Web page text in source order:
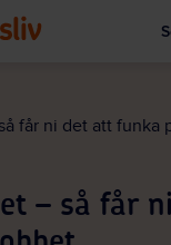
får ni det att funka
– så får